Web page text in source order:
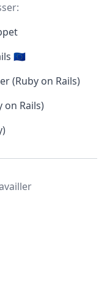
🇪🇺
(Ruby on Rails)
on Rails)